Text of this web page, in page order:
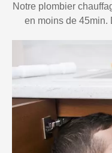
Notre plombier
en moins de 45min.